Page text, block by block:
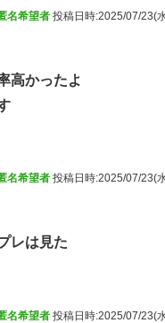
名希望者 投稿日時:2025/07/23(
高かったよ
名希望者 投稿日時:2025/07/23(
レは見た
名希望者 投稿日時:2025/07/23(